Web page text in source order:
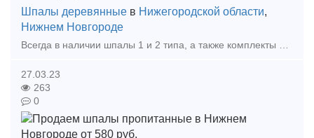
Шпалы деревянные в Нижегородской области,
Нижнем Новгороде
27.03.23
263
0